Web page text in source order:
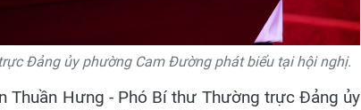
Đảng ủy phường Cam Đường phát biểu tại hội nghị.
Thuần Hưng - Phó Bí thư Thường trực Đảng ủy